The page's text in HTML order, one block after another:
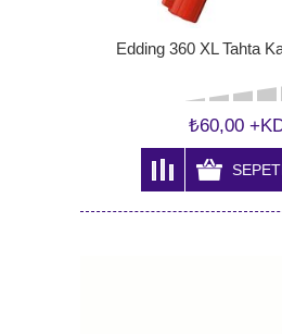
Edding 360 XL Tahta
₺60,00